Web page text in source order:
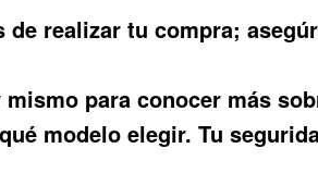
de realizar tu compra;
para conocer más
modelo elegir. Tu